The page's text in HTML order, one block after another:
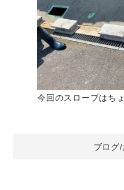
今回のスロープはち
ブログ